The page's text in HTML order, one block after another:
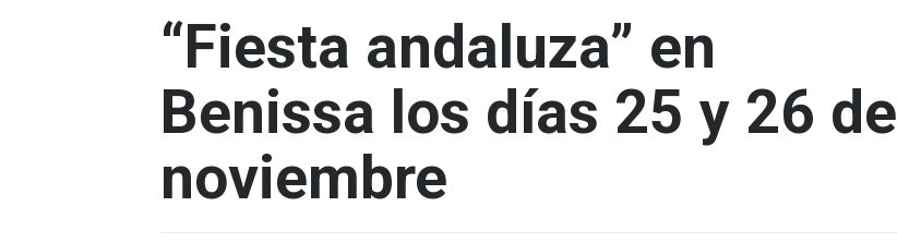
“Fiesta andaluza” en
Benissa los días 25 y 26 de
noviembre